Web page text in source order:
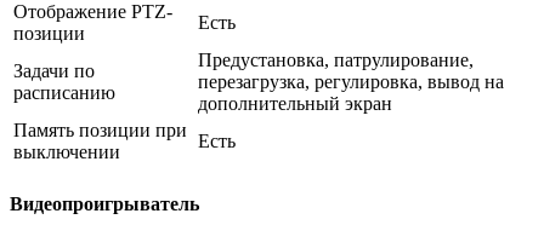
Отображение PTZ-
позиции
Есть
Задачи по
расписанию
Предустановка, патрулирование,
перезагрузка, регулировка, вывод на
дополнительный экран
Память позиции при
выключении
Есть
Видеопроигрыватель